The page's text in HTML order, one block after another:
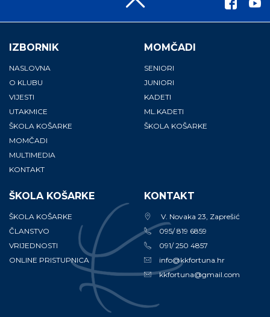
IZBORNIK
NASLOVNA
O KLUBU
VIJESTI
UTAKMICE
ŠKOLA KOŠARKE
MOMČADI
MULTIMEDIA
KONTAKT
MOMČADI
SENIORI
JUNIORI
KADETI
ML.KADETI
ŠKOLA KOŠARKE
ŠKOLA KOŠARKE
ŠKOLA KOŠARKE
ČLANSTVO
VRIJEDNOSTI
ONLINE PRISTUPNICA
KONTAKT
V. Novaka 23, Zaprešić
095/ 819 6859
091/ 250 4857
info@kkfortuna.hr
kkfortuna@gmail.com